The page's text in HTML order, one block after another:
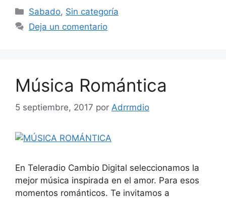
Categorías
Sabado, Sin categoría
Deja un comentario
Música Romántica
5 septiembre, 2017 por Adrrmdio
En Teleradio Cambio Digital seleccionamos la
mejor música inspirada en el amor. Para esos
momentos románticos. Te invitamos a